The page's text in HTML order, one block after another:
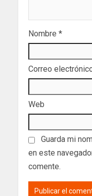
Nombre *
Correo
Web
Guarda mi
en este
comente.